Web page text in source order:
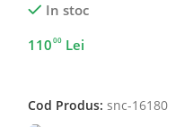
In stoc
11000 Lei
Cod Produs:snc-16180